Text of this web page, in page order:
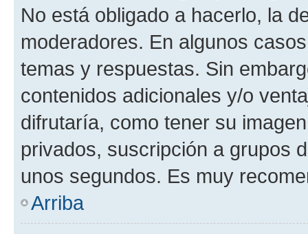
No está obligado a hacerlo, la
moderadores. En algunos
temas y respuestas. Sin
contenidos adicionales y/o
difrutaría, como tener su
privados, suscripción a grupos
unos segundos. Es muy
Arriba